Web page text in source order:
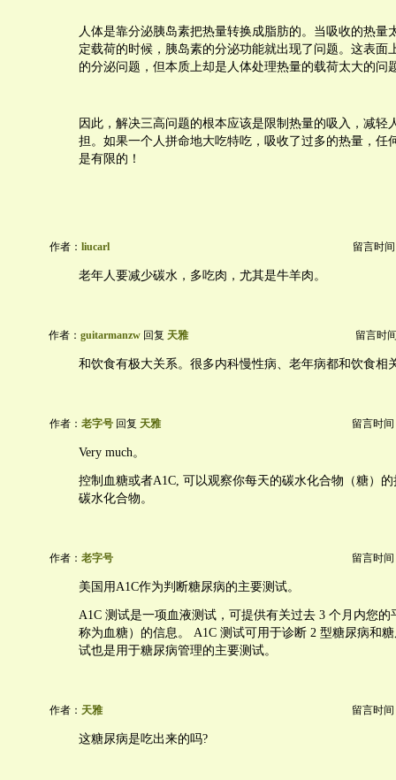
人体是靠分泌胰岛素把热量转换成脂肪的。当吸收的热量
定载荷的时候，胰岛素的分泌功能就出现了问题。这表面
的分泌问题，但本质上却是人体处理热量的载荷太大的问
因此，解决三高问题的根本应该是限制热量的吸入，减轻
担。如果一个人拼命地大吃特吃，吸收了过多的热量，任
是有限的！
作者： liucarl 留言时间
老年人要减少碳水，多吃肉，尤其是牛羊肉。
作者： guitarmanzw 回复 天雅 留言时
和饮食有极大关系。很多内科慢性病、老年病都和饮食相
作者： 老字号 回复 天雅 留言时间
Very much。
控制血糖或者A1C, 可以观察你每天的碳水化合物（糖）
碳水化合物。
作者： 老字号 留言时间
美国用A1C作为判断糖尿病的主要测试。
A1C 测试是一项血液测试，可提供有关过去 3 个月内您的
称为血糖）的信息。 A1C 测试可用于诊断 2 型糖尿病和
试也是用于糖尿病管理的主要测试。
作者： 天雅 留言时间
这糖尿病是吃出来的吗?